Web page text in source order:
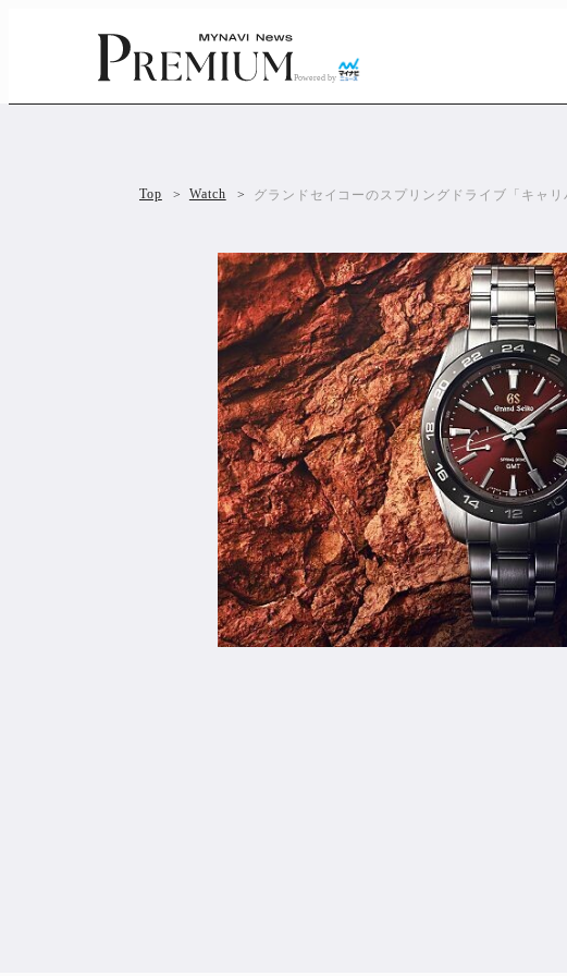
Powered by
Top Watch グランドセイコーのスプリングドライブ「キャ